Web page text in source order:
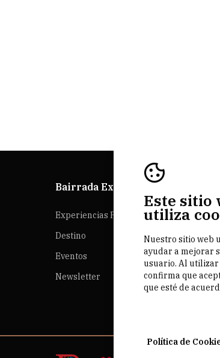
Este sitio
utiliza
Nuestro sitio web
ayudar a mejorar
usuario. Al utilizar
confirma que
que esté de
Política de
Bairrada Explorer
Experiencias Personalizadas
Destino
Eventos
Newsletter